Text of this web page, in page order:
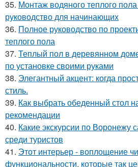
35. Монтаж водяного теплого
руководство для начинающих
36. Полное руководство по
теплого пола
37. Теплый пол в деревянном
по установке своими руками
38. Элегантный акцент: когда
стиль.
39. Как выбрать обеденный стол
рекомендации
40. Какие экскурсии по Воронежу
среди туристов
41. Этот интерьер - воплощение
функциональности, которые так